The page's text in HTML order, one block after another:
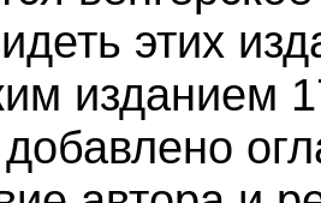
этих
изданием